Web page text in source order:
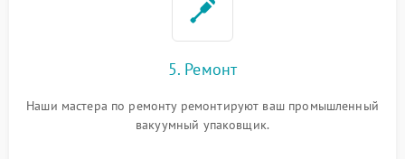
5. Ремонт
Наши мастера по ремонту ремонтируют ваш промышленный
вакуумный упаковщик.